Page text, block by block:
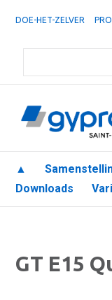
DOE-HET-ZELVER
▲
Downloads
GT E15